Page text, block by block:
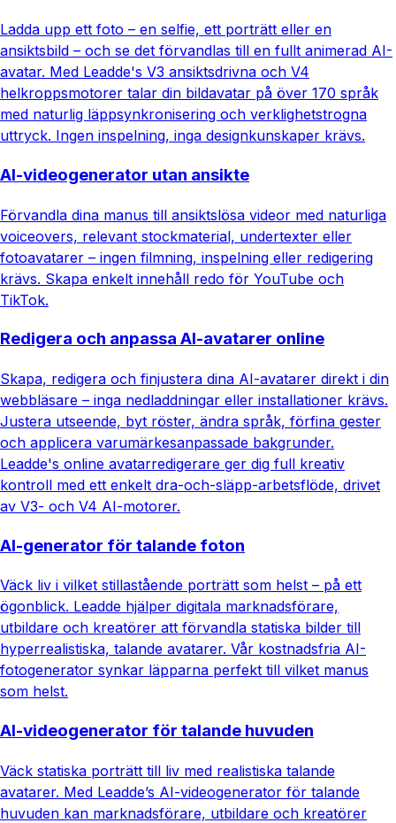
Ladda upp ett foto – en selfie, ett porträtt eller en
ansiktsbild – och se det förvandlas till en fullt animerad AI-
avatar. Med Leadde's V3 ansiktsdrivna och V4
helkroppsmotorer talar din bildavatar på över 170 språk
med naturlig läppsynkronisering och verklighetstrogna
uttryck. Ingen inspelning, inga designkunskaper krävs.
AI-videogenerator utan ansikte
Förvandla dina manus till ansiktslösa videor med naturliga
voiceovers, relevant stockmaterial, undertexter eller
fotoavatarer – ingen filmning, inspelning eller redigering
krävs. Skapa enkelt innehåll redo för YouTube och
TikTok.
Redigera och anpassa AI-avatarer online
Skapa, redigera och finjustera dina AI-avatarer direkt i din
webbläsare – inga nedladdningar eller installationer krävs.
Justera utseende, byt röster, ändra språk, förfina gester
och applicera varumärkesanpassade bakgrunder.
Leadde's online avatarredigerare ger dig full kreativ
kontroll med ett enkelt dra-och-släpp-arbetsflöde, drivet
av V3- och V4 AI-motorer.
AI-generator för talande foton
Väck liv i vilket stillastående porträtt som helst – på ett
ögonblick. Leadde hjälper digitala marknadsförare,
utbildare och kreatörer att förvandla statiska bilder till
hyperrealistiska, talande avatarer. Vår kostnadsfria AI-
fotogenerator synkar läpparna perfekt till vilket manus
som helst.
AI-videogenerator för talande huvuden
Väck statiska porträtt till liv med realistiska talande
avatarer. Med Leadde’s AI-videogenerator för talande
huvuden kan marknadsförare, utbildare och kreatörer